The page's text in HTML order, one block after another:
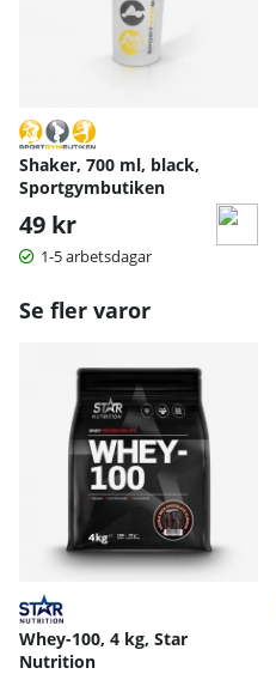
Shaker, 700 ml, black,
Sportgymbutiken
49 kr
1-5 arbetsdagar
Se fler varor
Whey-100, 4 kg, Star
Nutrition